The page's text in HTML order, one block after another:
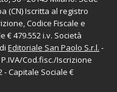
(CN) Iscritta al registro
Codice Fiscale e
€ 479.552 i.v. Società
Editoriale San Paolo S.r.l. -
Cod.fisc./Iscrizione
- Capitale Sociale €